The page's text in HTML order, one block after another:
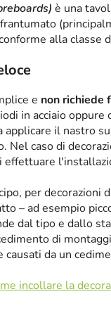
è una
alla classe
e non richiede
in acciaio oppure
applicare il nastro
Nel caso di
per decorazioni
– ad esempio
dal tipo e dallo
di
causati da un
incollare la